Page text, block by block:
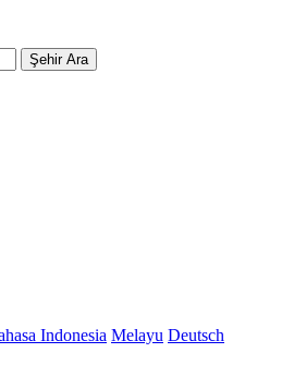
Şehir Ara
Indonesia Melayu Deutsch